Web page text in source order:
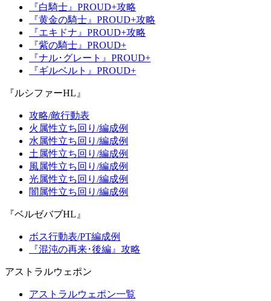
『白騎士』PROUD+攻略
『黄金の騎士』PROUD+攻略
『エキドナ』PROUD+攻略
『紫の騎士』PROUD+
『ナル･グレート』PROUD+
『ギルベルト』PROUD+
『ルシファーHL』
攻略/敵行動表
火属性立ち回り/編成例
水属性立ち回り/編成例
土属性立ち回り/編成例
風属性立ち回り/編成例
光属性立ち回り/編成例
闇属性立ち回り/編成例
『ベルゼバブHL』
ボス行動表/PT編成例
『混沌の再来･後編』攻略
アストラルウェポン
アストラルウェポン一覧